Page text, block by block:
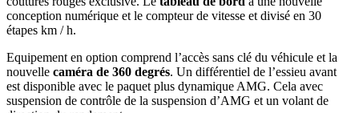
conception numérique et le compteur de vitesse et divisé en 30
étapes km / h.
Equipement en option comprend l’accès sans clé du véhicule et la
nouvelle caméra de 360 ​​degrés. Un différentiel de l’essieu avant
est disponible avec le paquet plus dynamique AMG. Cela avec
suspension de contrôle de la suspension d’AMG et un volant de